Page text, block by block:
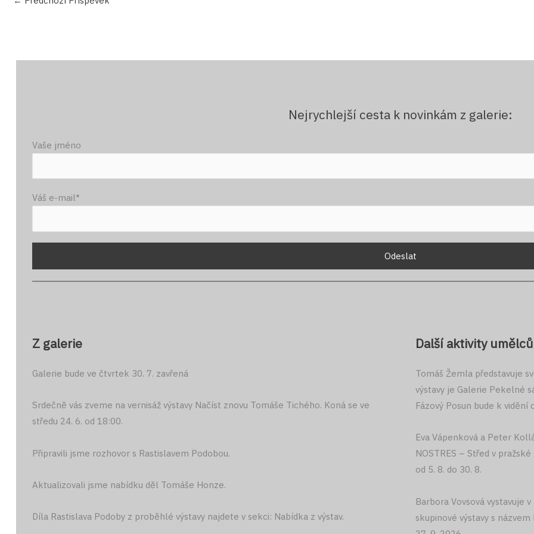
Nejrychlejší cesta k novinkám z galerie:
Vaše jméno
Váš e-mail*
Z galerie
Galerie bude ve čtvrtek 30. 7. zavřená
Srdečně vás zveme na vernisáž výstavy Načíst znovu Tomáše Tichého. Koná se ve
středu 24. 6. od 18:00.
Připravili jsme rozhovor s Rastislavem Podobou.
Aktualizovali jsme nabídku děl Tomáše Honze.
Díla Rastislava Podoby z proběhlé výstavy najdete v sekci: Nabídka z výstav.
Další aktivity umělců
Tomáš Žemla představuje
výstavy je Galerie Pekelné
Fázový Posun bude k vidění
Eva Vápenková a Peter
NOSTRES – Střed v
od 5. 8. do 30. 8.
Barbora Vovsová vystavuje
skupinové výstavy s